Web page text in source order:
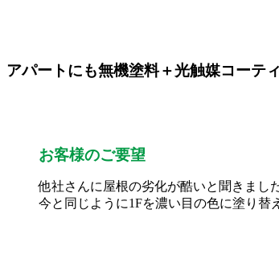
アパートにも無機塗料＋光触媒コーテ
お客様のご要望
他社さんに屋根の劣化が酷いと聞きまし
今と同じように1Fを濃い目の色に塗り替